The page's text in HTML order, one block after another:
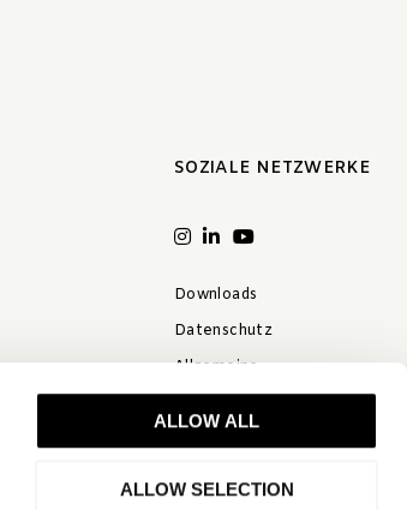
ALLOW ALL
ALLOW SELECTION
SOZIALE NETZWERKE
Downloads
Datenschutz
Allgemeine